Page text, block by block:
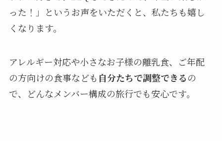
った！」というお声をいただくと、私たちも嬉し
くなります。
アレルギー対応や小さなお子様の離乳食、ご年配
の方向けの食事なども 自分たちで調整できるの
で、どんなメンバー構成の旅行でも安心です。